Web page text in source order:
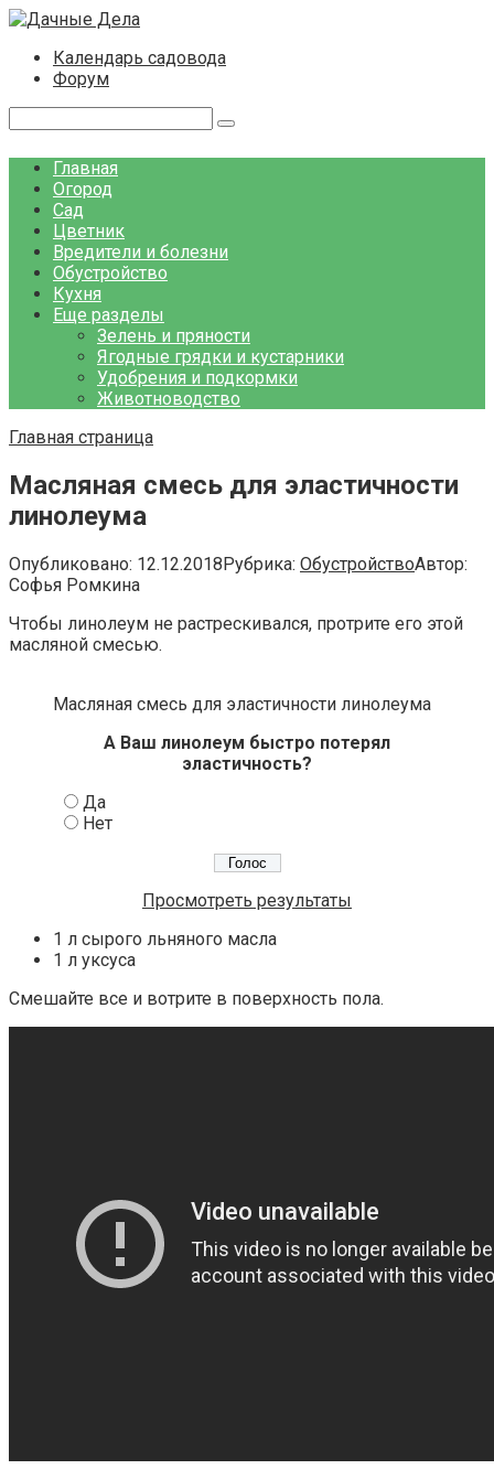
Перейти
контентуКалендарь садовода
Форум
Главная
Огород
Сад
Цветник
Вредители и болезни
Обустройство
Кухня
Еще разделы
Зелень и пряности
Ягодные грядки и кустарники
Удобрения и подкормки
Животноводство
Главная страница
Масляная смесь для эластичности
линолеума
Опубликовано: 12.12.2018Рубрика: ОбустройствоАвтор:
Софья Ромкина
Чтобы линолеум не растрескивался, протрите его этой
масляной смесью.
Масляная смесь для эластичности линолеума
А Ваш линолеум быстро потерял
эластичность?
Да
Нет
Просмотреть результаты
1 л сырого льняного масла
1 л уксуса
Смешайте все и вотрите в поверхность пола.